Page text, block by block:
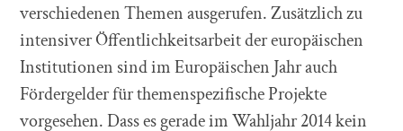
verschiedenen Themen ausgerufen. Zusätzlich zu
intensiver Öffentlichkeitsarbeit der europäischen
Institutionen sind im Europäischen Jahr auch
Fördergelder für themenspezifische Projekte
vorgesehen. Dass es gerade im Wahljahr 2014 kein